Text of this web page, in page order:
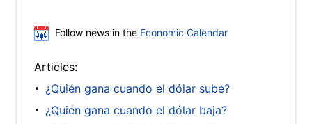
Follow news in the Economic Calendar
Articles:
¿Quién gana cuando el dólar sube?
¿Quién gana cuando el dólar baja?